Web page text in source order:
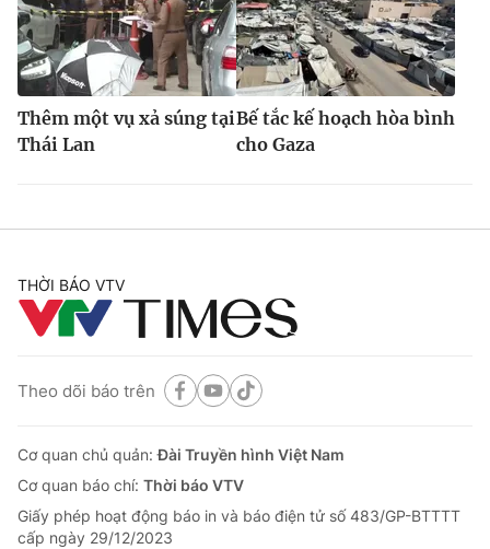
Thêm một vụ xả súng tại
Thái Lan
Bế tắc kế hoạch hòa bình
cho Gaza
THỜI BÁO VTV
Theo dõi báo trên
Cơ quan chủ quản:Đài Truyền hình Việt Nam
Cơ quan báo chí: Thời báo VTV
Giấy phép hoạt động báo in và báo điện tử số 483/GP-BTTTT
cấp ngày 29/12/2023